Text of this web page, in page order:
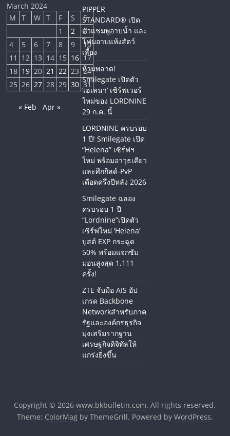
March 2024
M
T W T F S
S
1
2
3
4
5 6 7 8 9
10
11
12 13 14 15 16 17
18 19 20 21 22 23 24
25 26 27 28 29 30 31
« Feb Apr »
PIPPER
STANDARD® เปิด
ตัวแชมพูอาบน้ำ และ
โฟมอาบแห้งสัตว์
เลี้ยง
ห้ามพลาด!
Smilegate เปิดตัว
‘เฮเลนา’ เซิร์ฟเวอร์
ใหม่ของ LORDNINE
29 ก.ค. นี้
LORDNINE ครบรอบ
1 ปี! Smilegate เปิด
“Helena” เซิร์ฟฯ
ใหม่ พร้อมอาวุธเคียว
และศึกกิลด์-PvP
เดือดครึ่งปีหลัง 2026
Smilegate ฉลอง
ครบรอบ 1 ปี
“Lordnine”เปิดตัว
เซิร์ฟใหม่ ‘Helena’
บูสต์ EXP กระฉูด
50% พร้อมแจกซัม
มอนสูงสุด 1,111
ครั้ง!
ZTE จับมือ AIS อัป
เกรด Backbone
Networkสำหรับภาค
รัฐและองค์กรธุรกิจ
มุ่งเสริมรากฐาน
เศรษฐกิจดิจิทัลให้
แกร่งยิ่งขึ้น
Copyright © 2026www.bkbulletin.com. All rights reserved.
Theme: ColorMagby ThemeGrill. Powered by WordPress.